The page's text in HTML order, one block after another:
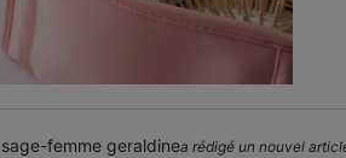
sage-femme geraldinea rédigé un nouvel